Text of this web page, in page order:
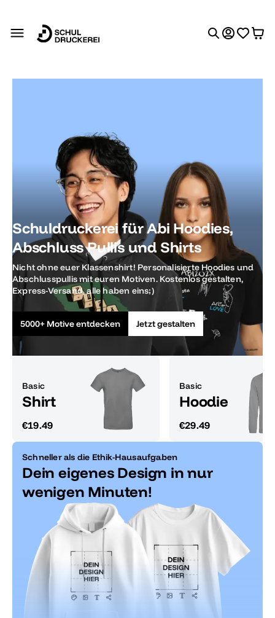
Schuldruckerei für Abi Hoodies,
Abschluss Pullis und Shirts
Nicht ohne euer Klassenshirt! Personalisierte Hoodies und
Abschlusspullis mit euren Motiven. Kostenlos gestalten,
Express-Versand, alle haben eins;)
5000+ Motive entdecken Jetzt gestalten
Basic
Shirt
€19.49
Basic
Hoodie
€29.49
Schneller als die Ethik-Hausaufgaben
Dein eigenes Design in nur
wenigen Minuten!